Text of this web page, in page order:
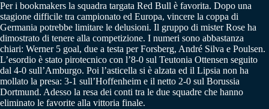
Per i bookmakers la squadra targata Red Bull è favorita. Dopo una
stagione difficile tra campionato ed Europa, vincere la coppa di
Germania potrebbe limitare le delusioni. Il gruppo di mister Rose ha
dimostrato di tenere alla competizione. I numeri sono abbastanza
chiari: Werner 5 goal, due a testa per Forsberg, André Silva e Poulsen.
L’esordio è stato pirotecnico con l’8-0 sul Teutonia Ottensen seguito
dal 4-0 sull’Amburgo. Poi l’asticella si è alzata ed il Lipsia non ha
mollato la presa: 3-1 sull’Hoffenheim e il netto 2-0 sul Borussia
Dortmund. Adesso la resa dei conti tra le due squadre che hanno
eliminato le favorite alla vittoria finale.